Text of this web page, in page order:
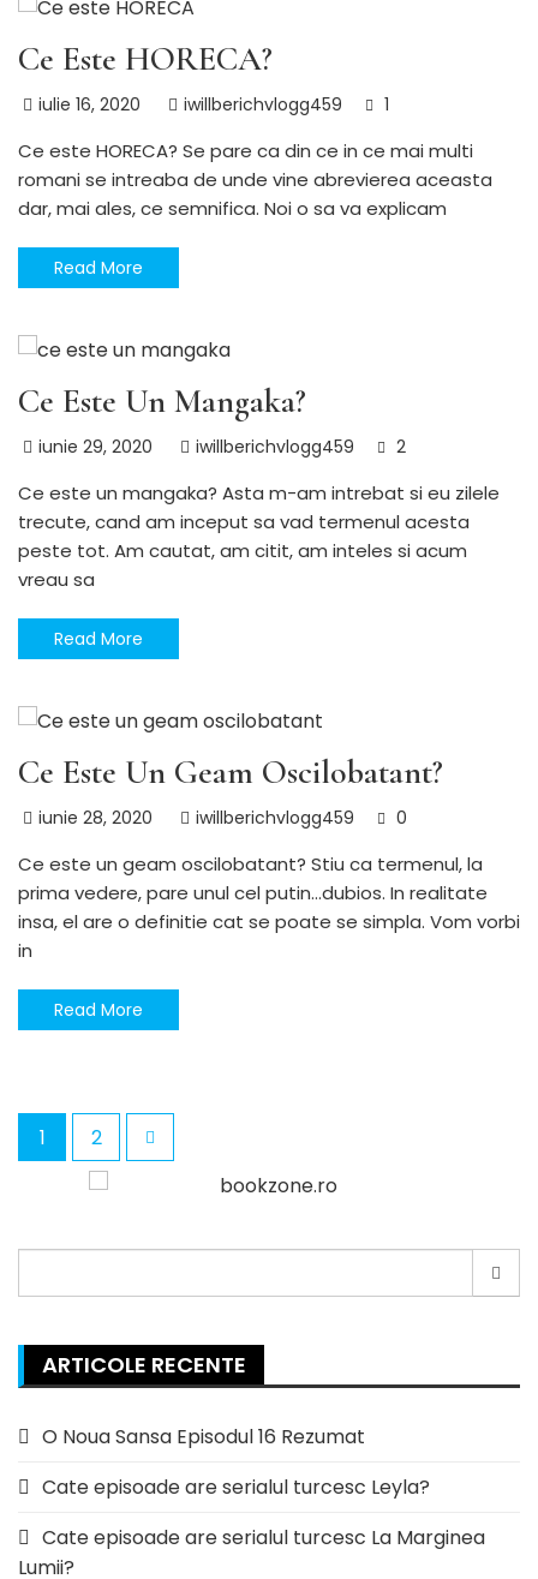
Ce Este HORECA?
iulie 16, 2020 iwillberichvlogg459 1
Ce este HORECA? Se pare ca din ce in ce mai multi
romani se intreaba de unde vine abrevierea aceasta
dar, mai ales, ce semnifica. Noi o sa va explicam
Read More
Ce Este Un Mangaka?
iunie 29, 2020 iwillberichvlogg459 2
Ce este un mangaka? Asta m-am intrebat si eu zilele
trecute, cand am inceput sa vad termenul acesta
peste tot. Am cautat, am citit, am inteles si acum
vreau sa
Read More
Ce Este Un Geam Oscilobatant?
iunie 28, 2020 iwillberichvlogg459 0
Ce este un geam oscilobatant? Stiu ca termenul, la
prima vedere, pare unul cel putin…dubios. In realitate
insa, el are o definitie cat se poate se simpla. Vom vorbi
in
Read More
Paginație
articole
1 2
for:
ARTICOLE RECENTE
O Noua Sansa Episodul 16 Rezumat
Cate episoade are serialul turcesc Leyla?
Cate episoade are serialul turcesc La Marginea
Lumii?